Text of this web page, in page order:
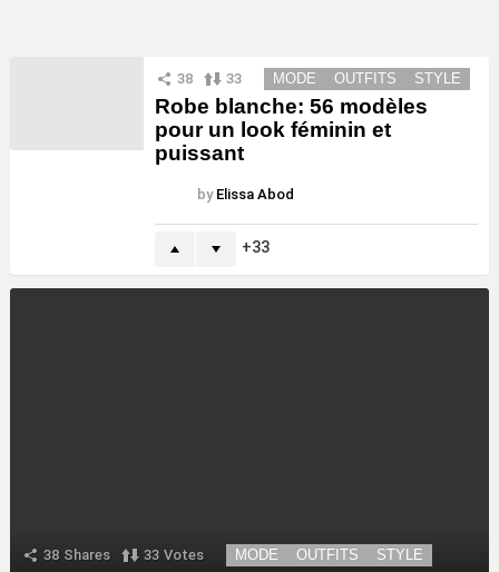
38 33 MODE OUTFITS STYLE
Robe blanche: 56 modèles
pour un look féminin et
puissant
by Elissa Abod
33
38 Shares 33 Votes MODE OUTFITS STYLE